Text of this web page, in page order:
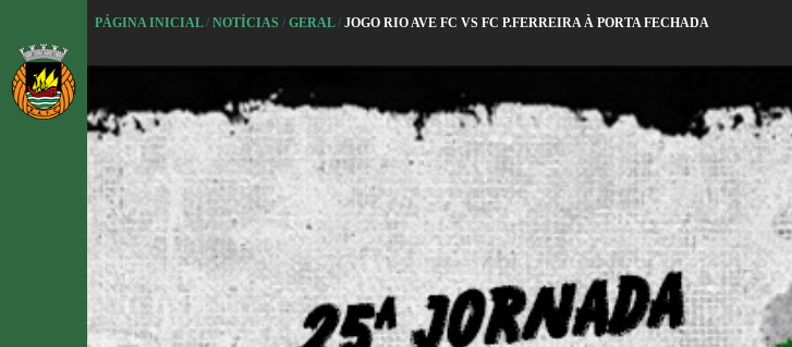
l
a
r
p
PÁGINA INICIAL/NOTÍCIAS /GERAL/JOGO RIO AVE FC VS FC P.FERREIRA À PORTA FECHADA